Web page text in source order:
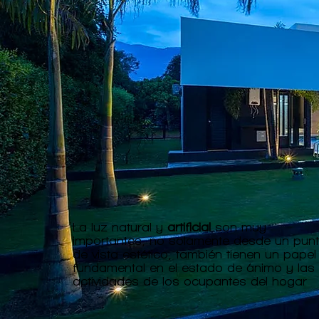
La luz natural y artificial son muy
importantes, no solamente desde un
de vista estético, también tienen un papel
fundamental en el estado de ánimo y las
actividades de los ocupantes del hogar